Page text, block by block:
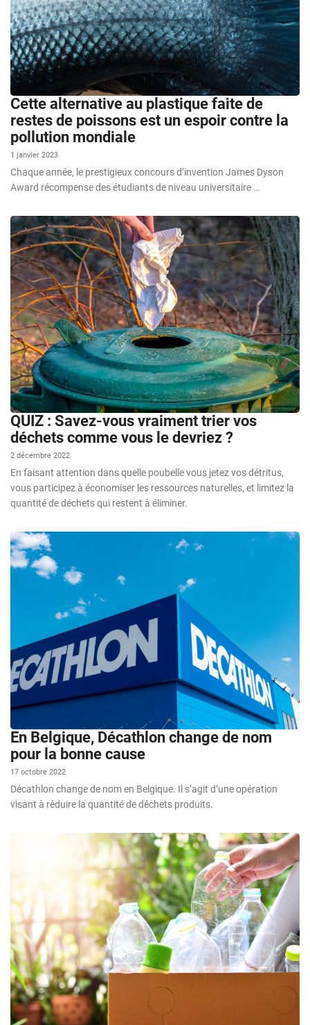
Cette alternative au plastique faite de
restes de poissons est un espoir contre la
pollution mondiale
1 janvier 2023
Chaque année, le prestigieux concours d’invention James Dyson
Award récompense des étudiants de niveau universitaire …
QUIZ : Savez-vous vraiment trier vos
déchets comme vous le devriez ?
2 décembre 2022
En faisant attention dans quelle poubelle vous jetez vos détritus,
vous participez à économiser les ressources naturelles, et limitez la
quantité de déchets qui restent à éliminer.
En Belgique, Décathlon change de nom
pour la bonne cause
17 octobre 2022
Décathlon change de nom en Belgique. Il s’agit d’une opération
visant à réduire la quantité de déchets produits.